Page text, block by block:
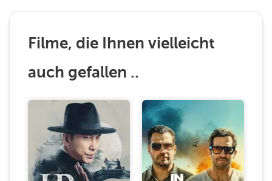
Filme, die Ihnen vielleicht
auch gefallen ..